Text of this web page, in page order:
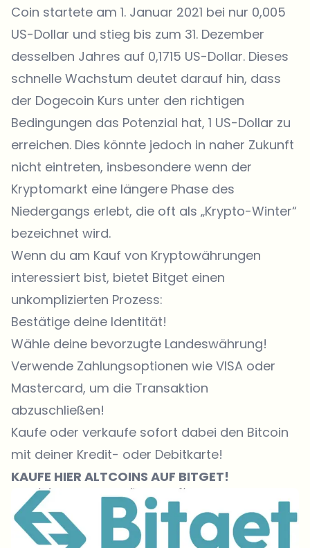
Coin startete am 1. Januar 2021 bei nur 0,005
US-Dollar und stieg bis zum 31. Dezember
desselben Jahres auf 0,1715 US-Dollar. Dieses
schnelle Wachstum deutet darauf hin, dass
der Dogecoin Kurs unter den richtigen
Bedingungen das Potenzial hat, 1 US-Dollar zu
erreichen. Dies könnte jedoch in naher Zukunft
nicht eintreten, insbesondere wenn der
Kryptomarkt eine längere Phase des
Niedergangs erlebt, die oft als „Krypto-Winter“
bezeichnet wird.
Wenn du am Kauf von Kryptowährungen
interessiert bist, bietet Bitget einen
unkomplizierten Prozess:
Bestätige deine Identität!
Wähle deine bevorzugte Landeswährung!
Verwende Zahlungsoptionen wie VISA oder
Mastercard, um die Transaktion
abzuschließen!
Kaufe oder verkaufe sofort dabei den Bitcoin
mit deiner Kredit- oder Debitkarte!
KAUFE HIER ALTCOINS AUF BITGET!